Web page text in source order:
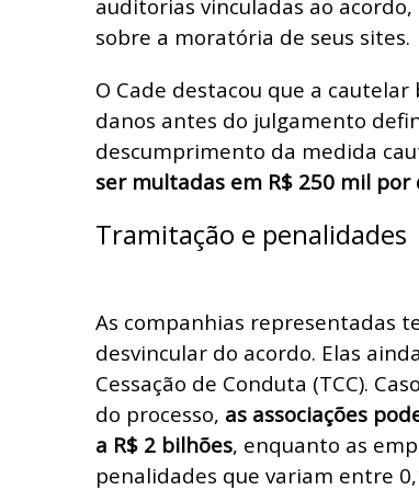
auditorias vinculadas ao
sobre a moratória de seus sites.
O Cade destacou que a
danos antes do julgamento
descumprimento da medida
ser multadas em R$ 250 mil por
Tramitação e penalidades
As companhias representadas
desvincular do acordo. Elas
Cessação de Conduta (TCC).
do processo, as associações
a R$ 2 bilhões, enquanto as
penalidades que variam entre